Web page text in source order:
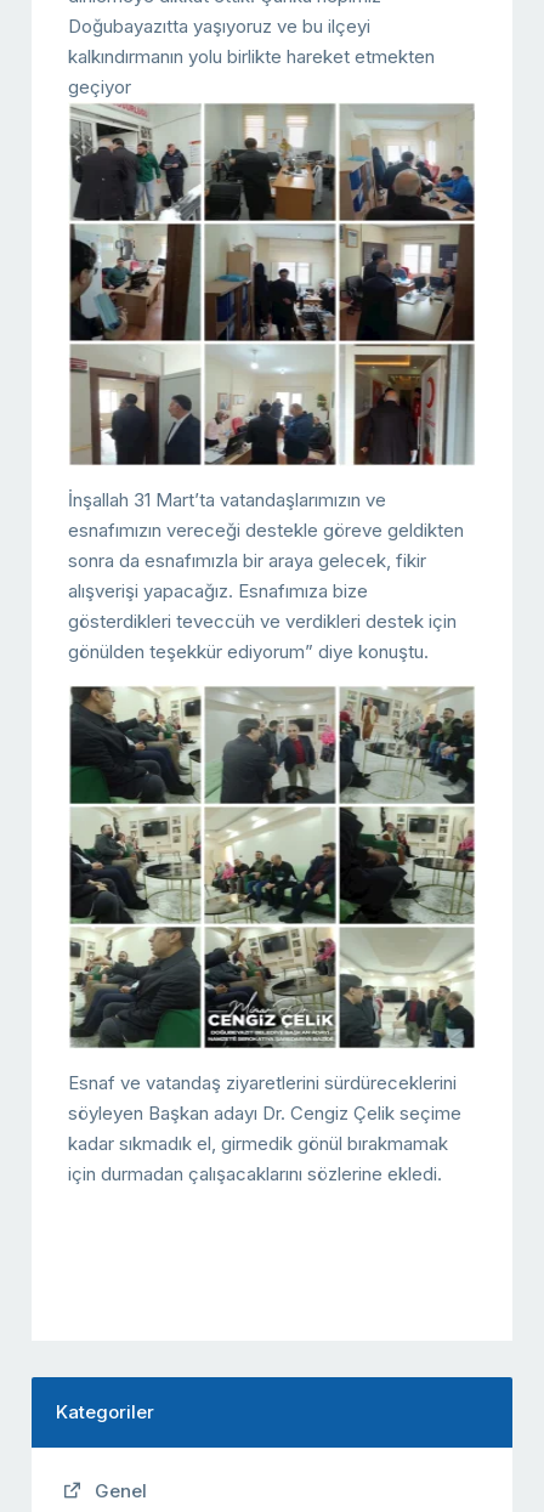
Doğubayazıtta yaşıyoruz ve bu ilçeyi
kalkındırmanın yolu birlikte hareket etmekten
geçiyor
İnşallah 31 Mart’ta vatandaşlarımızın ve
esnafımızın vereceği destekle göreve geldikten
sonra da esnafımızla bir araya gelecek, fikir
alışverişi yapacağız. Esnafımıza bize
gösterdikleri teveccüh ve verdikleri destek için
gönülden teşekkür ediyorum” diye konuştu.
Esnaf ve vatandaş ziyaretlerini sürdüreceklerini
söyleyen Başkan adayı Dr. Cengiz Çelik seçime
kadar sıkmadık el, girmedik gönül bırakmamak
için durmadan çalışacaklarını sözlerine ekledi.
Kategoriler
Genel